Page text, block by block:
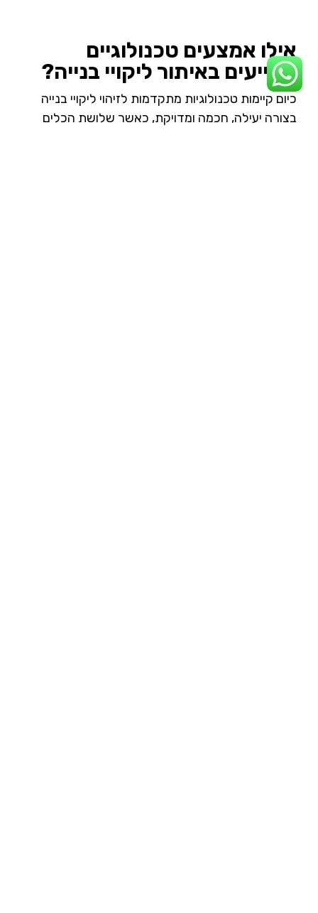
אילו אמצעים טכנולוגיים
מסייעים באיתור ליקויי בנייה?
כיום קיימות טכנולוגיות מתקדמות לזיהוי ליקויי בנייה
בצורה יעילה, חכמה ומדויקת, כאשר שלושת הכלים